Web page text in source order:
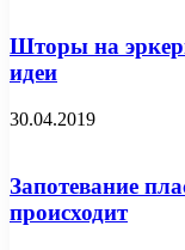
Шторы на
идеи
30.04.2019
Запотевание
происходит